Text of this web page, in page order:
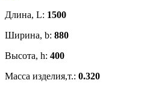
Длина, L: 1500
Ширина, b: 880
Высота, h: 400
Масса изделия,т.: 0.320